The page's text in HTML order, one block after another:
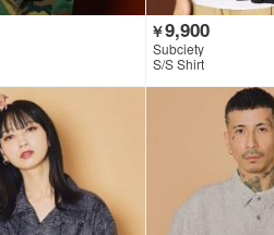
￥9,900
Subciety
S/S Shirt